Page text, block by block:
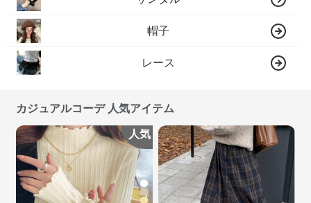
帽子
レース
カジュアルコーデ 人気アイテム
人気